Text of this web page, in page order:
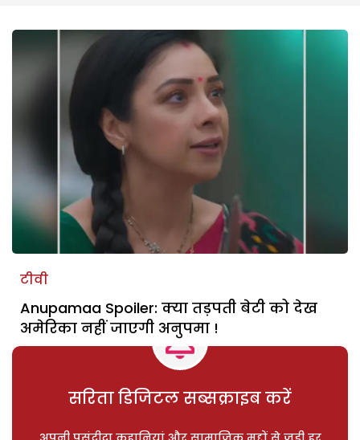
टीवी
Anupamaa Spoiler: क्या तड़पती बेटी को देख
अमेरिका नहीं जाएगी अनुपमा !
सरिता डिजिटल सब्सक्राइब करें